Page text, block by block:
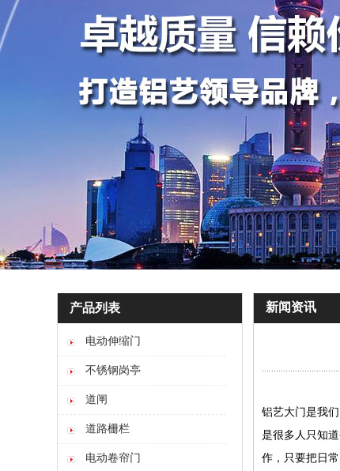
产品列表
电动伸缩门
不锈钢岗亭
道闸
道路栅栏
电动卷帘门
新闻资讯
铝艺大门是我
是很多人只知
作，只要把日